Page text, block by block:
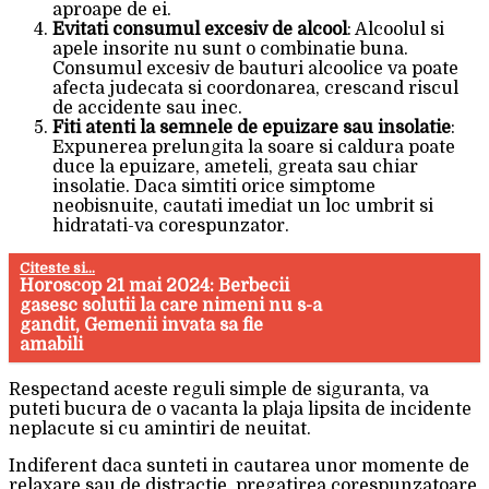
aproape de ei.
Evitati consumul excesiv de alcool: Alcoolul si
apele insorite nu sunt o combinatie buna.
Consumul excesiv de bauturi alcoolice va poate
afecta judecata si coordonarea, crescand riscul
de accidente sau inec.
Fiti atenti la semnele de epuizare sau insolatie:
Expunerea prelungita la soare si caldura poate
duce la epuizare, ameteli, greata sau chiar
insolatie. Daca simtiti orice simptome
neobisnuite, cautati imediat un loc umbrit si
hidratati-va corespunzator.
Citeste si...
Horoscop 21 mai 2024: Berbecii
gasesc solutii la care nimeni nu s-a
gandit, Gemenii invata sa fie
amabili
Respectand aceste reguli simple de siguranta, va
puteti bucura de o vacanta la plaja lipsita de incidente
neplacute si cu amintiri de neuitat.
Indiferent daca sunteti in cautarea unor momente de